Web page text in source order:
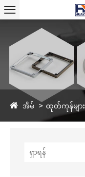
အိမ် ထုတ်ကုန်များ